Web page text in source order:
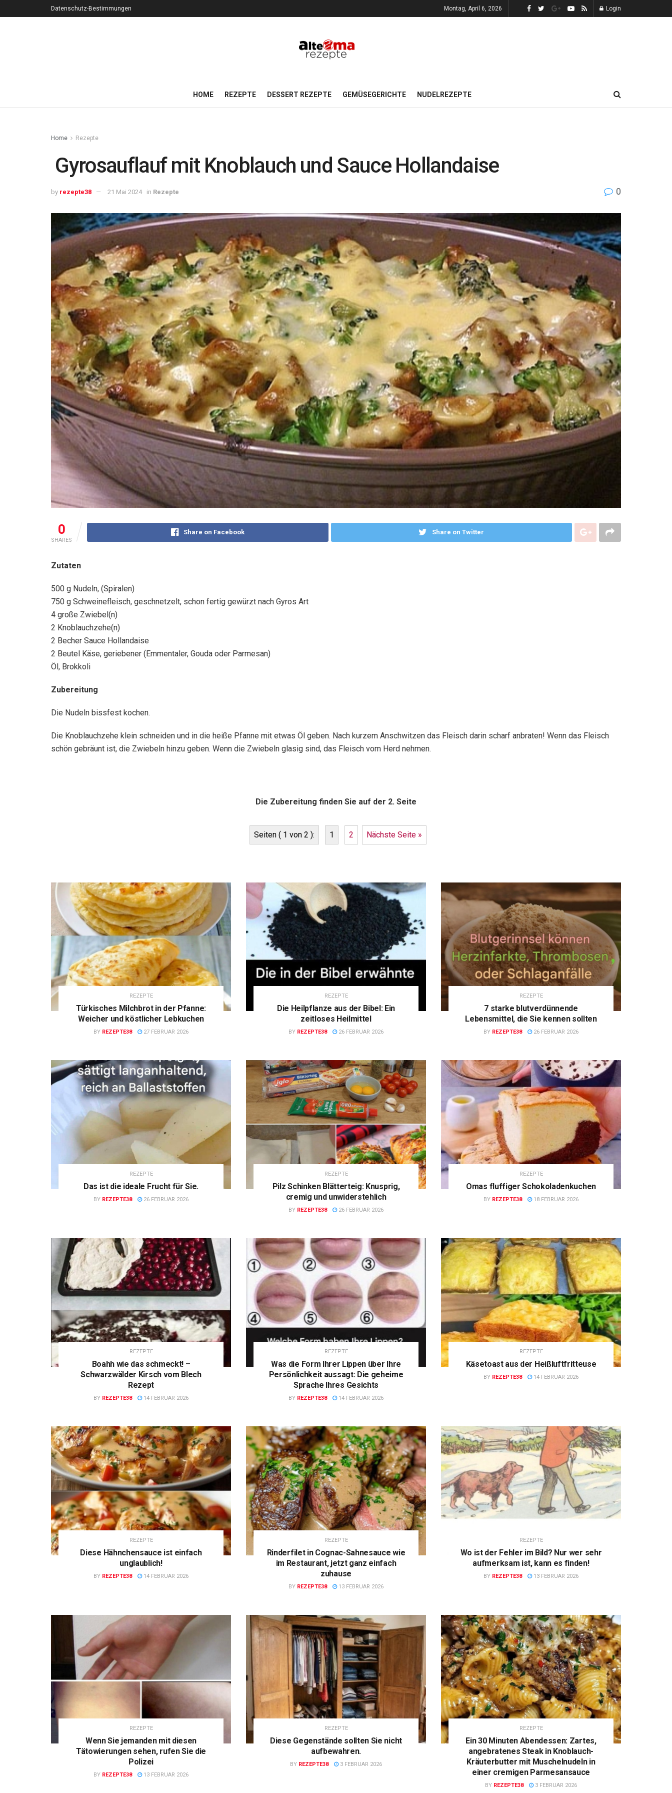
Datenschutz-Bestimmungen Montag, April 6, 2026 Login
HOME REZEPTE DESSERT REZEPTE GEMÜSEGERICHTE NUDELREZEPTE
Home Rezepte
Gyrosauflauf mit Knoblauch und Sauce Hollandaise
by rezepte38 21 Mai 2024 in Rezepte 0
0
SHARES
Share on Facebook Share on Twitter
Zutaten
500 g Nudeln, (Spiralen)
750 g Schweinefleisch, geschnetzelt, schon fertig gewürzt nach Gyros Art
4 große Zwiebel(n)
2 Knoblauchzehe(n)
2 Becher Sauce Hollandaise
2 Beutel Käse, geriebener (Emmentaler, Gouda oder Parmesan)
Öl, Brokkoli
Zubereitung
Die Nudeln bissfest kochen.
Die Knoblauchzehe klein schneiden und in die heiße Pfanne mit etwas Öl geben. Nach kurzem Anschwitzen das Fleisch darin scharf anbraten! Wenn das Fleisch
schön gebräunt ist, die Zwiebeln hinzu geben. Wenn die Zwiebeln glasig sind, das Fleisch vom Herd nehmen.
Die Zubereitung finden Sie auf der 2. Seite
Seiten ( 1 von 2 ): 1 2 Nächste Seite »
REZEPTE
Türkisches Milchbrot in der Pfanne:
Weicher und köstlicher Lebkuchen
BY REZEPTE38 27 FEBRUAR 2026
REZEPTE
Die Heilpflanze aus der Bibel: Ein
zeitloses Heilmittel
BY REZEPTE38 26 FEBRUAR 2026
REZEPTE
7 starke blutverdünnende
Lebensmittel, die Sie kennen sollten
BY REZEPTE38 26 FEBRUAR 2026
REZEPTE
Das ist die ideale Frucht für Sie.
BY REZEPTE38 26 FEBRUAR 2026
REZEPTE
Pilz Schinken Blätterteig: Knusprig,
cremig und unwiderstehlich
BY REZEPTE38 26 FEBRUAR 2026
REZEPTE
Omas fluffiger Schokoladenkuchen
BY REZEPTE38 18 FEBRUAR 2026
REZEPTE
Boahh wie das schmeckt! –
Schwarzwälder Kirsch vom Blech
Rezept
BY REZEPTE38 14 FEBRUAR 2026
REZEPTE
Was die Form Ihrer Lippen über Ihre
Persönlichkeit aussagt: Die geheime
Sprache Ihres Gesichts
BY REZEPTE38 14 FEBRUAR 2026
REZEPTE
Käsetoast aus der Heißluftfritteuse
BY REZEPTE38 14 FEBRUAR 2026
REZEPTE
Diese Hähnchensauce ist einfach
unglaublich!
BY REZEPTE38 14 FEBRUAR 2026
REZEPTE
Rinderfilet in Cognac-Sahnesauce wie
im Restaurant, jetzt ganz einfach
zuhause
BY REZEPTE38 13 FEBRUAR 2026
REZEPTE
Wo ist der Fehler im Bild? Nur wer sehr
aufmerksam ist, kann es finden!
BY REZEPTE38 13 FEBRUAR 2026
REZEPTE
Wenn Sie jemanden mit diesen
Tätowierungen sehen, rufen Sie die
Polizei
BY REZEPTE38 13 FEBRUAR 2026
REZEPTE
Diese Gegenstände sollten Sie nicht
aufbewahren.
BY REZEPTE38 3 FEBRUAR 2026
REZEPTE
Ein 30 Minuten Abendessen: Zartes,
angebratenes Steak in Knoblauch-
Kräuterbutter mit Muschelnudeln in
einer cremigen Parmesansauce
BY REZEPTE38 3 FEBRUAR 2026